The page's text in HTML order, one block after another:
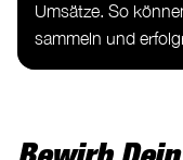
Umsätze. So
sammeln und